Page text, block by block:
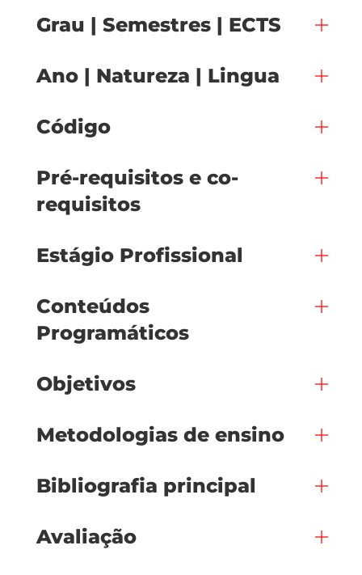
Grau | Semestres | ECTS
Ano | Natureza | Lingua
Código
Pré-requisitos e co-
requisitos
Estágio Profissional
Conteúdos
Programáticos
Objetivos
Metodologias de ensino
Bibliografia principal
Avaliação